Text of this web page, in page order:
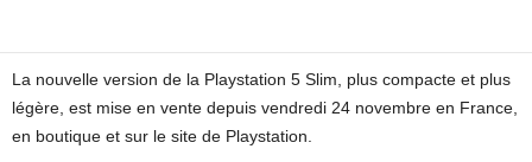
La nouvelle version de la Playstation 5 Slim, plus compacte et plus
légère, est mise en vente depuis vendredi 24 novembre en France,
en boutique et sur le site de Playstation.